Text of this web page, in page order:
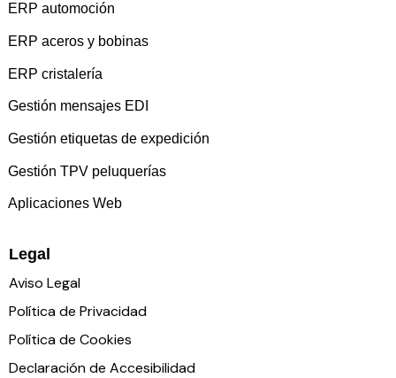
ERP automoción
ERP aceros y bobinas
ERP cristalería
Gestión mensajes EDI
Gestión etiquetas de expedición
Gestión TPV peluquerías
Aplicaciones Web
Legal
Aviso Legal
Política de Privacidad
Política de Cookies
Declaración de Accesibilidad